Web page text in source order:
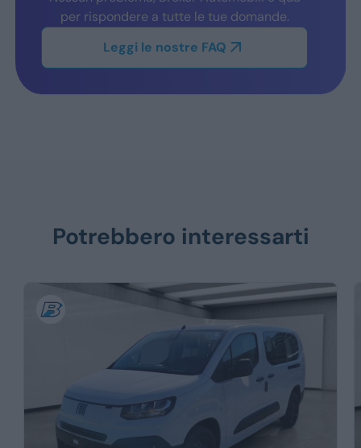
per rispondere a tutte le tue domande.
Leggi le nostre FAQ
Potrebbero interessarti